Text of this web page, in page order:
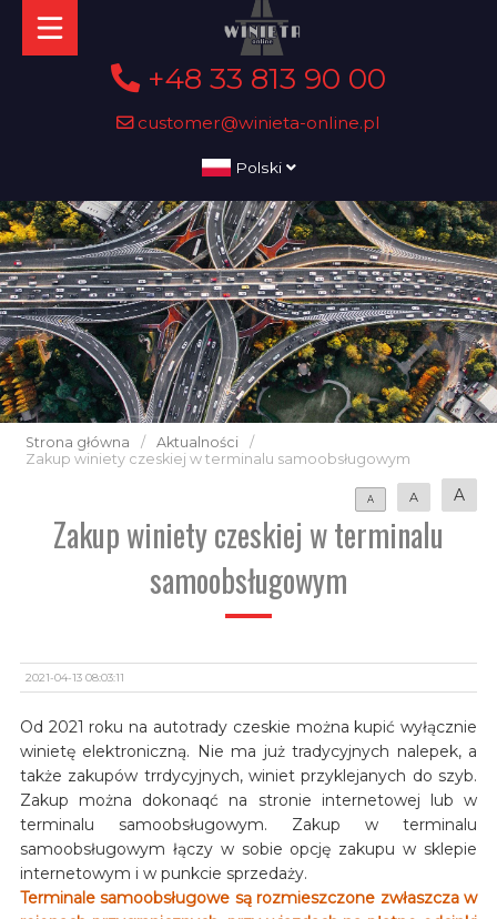
+48 33 813 90 00
customer@winieta-online.pl
Polski
Strona główna / Aktualności
/
Zakup winiety czeskiej w terminalu samoobsługowym
A A A
Zakup winiety czeskiej w terminalu
samoobsługowym
2021-04-13 08:03:11
Od 2021 roku na autotrady czeskie można kupić wyłącznie
winietę elektroniczną. Nie ma już tradycyjnych nalepek, a
także zakupów trrdycyjnych, winiet przyklejanych do szyb.
Zakup można dokonaqć na stronie internetowej lub w
terminalu samoobsługowym. Zakup w terminalu
samoobsługowym łączy w sobie opcję zakupu w sklepie
internetowym i w punkcie sprzedaży.
Terminale samoobsługowe są rozmieszczone zwłaszcza w